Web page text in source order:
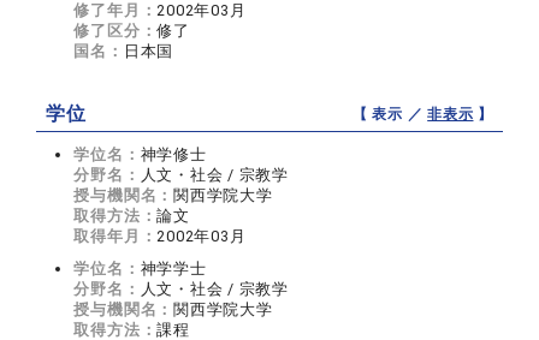
修了年月：2002年03月
修了区分：修了
国名： 日本国
学位 【 表示 ／非表示 】
学位名： 神学修士
分野名： 人文・社会 / 宗教学
授与機関名： 関西学院大学
取得方法：論文
取得年月：2002年03月
学位名： 神学学士
分野名： 人文・社会 / 宗教学
授与機関名： 関西学院大学
取得方法：課程